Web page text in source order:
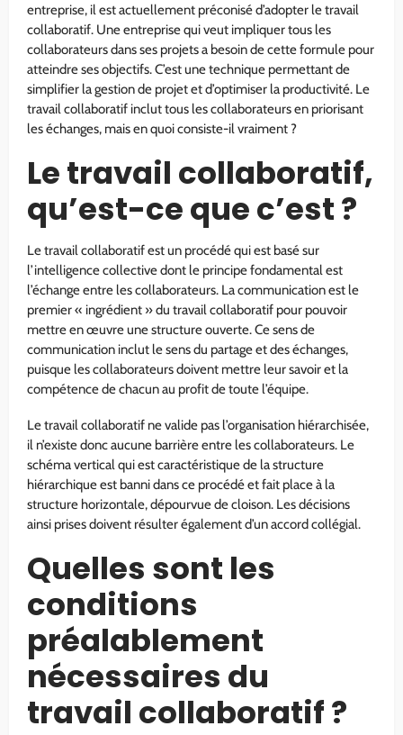
entreprise, il est actuellement préconisé d’adopter le travail
collaboratif. Une entreprise qui veut impliquer tous les
collaborateurs dans ses projets a besoin de cette formule pour
atteindre ses objectifs. C’est une technique permettant de
simplifier la gestion de projet et d’optimiser la productivité. Le
travail collaboratif inclut tous les collaborateurs en priorisant
les échanges, mais en quoi consiste-il vraiment ?
Le travail collaboratif,
qu’est-ce que c’est ?
Le travail collaboratif est un procédé qui est basé sur
l’intelligence collective dont le principe fondamental est
l’échange entre les collaborateurs. La communication est le
premier « ingrédient » du travail collaboratif pour pouvoir
mettre en œuvre une structure ouverte. Ce sens de
communication inclut le sens du partage et des échanges,
puisque les collaborateurs doivent mettre leur savoir et la
compétence de chacun au profit de toute l’équipe.
Le travail collaboratif ne valide pas l’organisation hiérarchisée,
il n’existe donc aucune barrière entre les collaborateurs. Le
schéma vertical qui est caractéristique de la structure
hiérarchique est banni dans ce procédé et fait place à la
structure horizontale, dépourvue de cloison. Les décisions
ainsi prises doivent résulter également d’un accord collégial.
Quelles sont les
conditions
préalablement
nécessaires du
travail collaboratif ?